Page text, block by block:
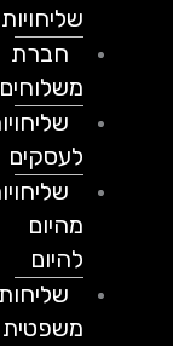
שליחויות
חברת
משלוחים
שליחויות
לעסקים
שליחויות
מהיום
להיום
שליחות
משפטית